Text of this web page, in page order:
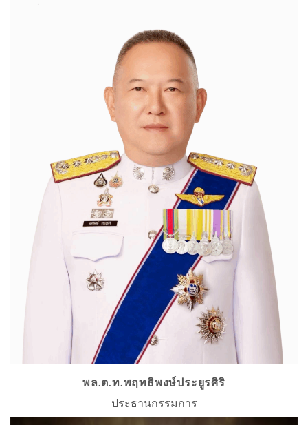
พล.ต.ท.พฤทธิพงษ์ประยูรศิริ
ประธานกรรมการ